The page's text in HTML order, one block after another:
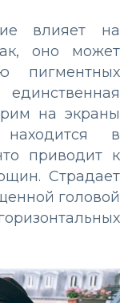
влияет на
оно может
пигментных
на экраны
в
приводит к
Страдает
головой